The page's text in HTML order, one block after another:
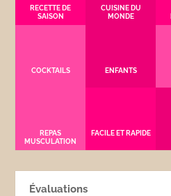
RECETTE DE
SAISON
CUISINE DU
MONDE
COCKTAILS ENFANTS
REPAS
MUSCULATION
FACILE ET RAPIDE
Évaluations